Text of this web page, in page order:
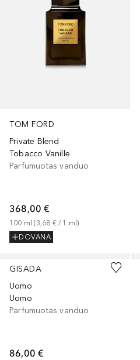
TOM FORD
Private Blend
Tobacco Vanille
Parfumuotas vanduo
368,00 €
100 ml (3,68 € / 1 ml)
DOVANA
GISADA
Uomo
Uomo
Parfumuotas vanduo
86,00 €